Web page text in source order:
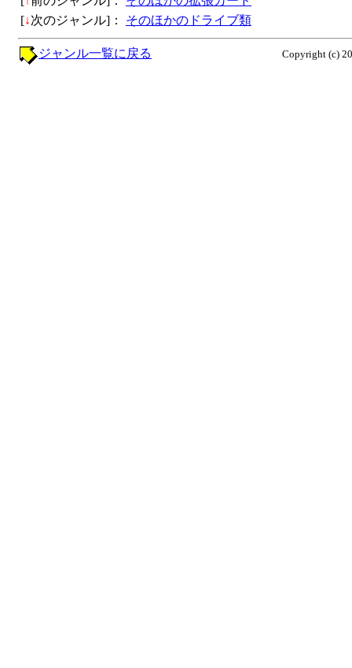
[↓次のジャンル]： そのほかのドライブ類
Copyright (c)
ジャンル一覧に戻る